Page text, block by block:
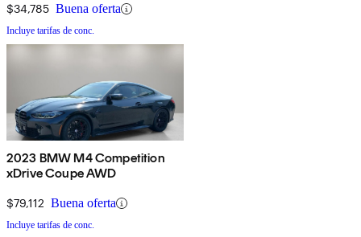
$34,785 Buena oferta
Incluye tarifas de conc.
2023 BMW M4 Competition
xDrive Coupe AWD
$79,112 Buena oferta
Incluye tarifas de conc.